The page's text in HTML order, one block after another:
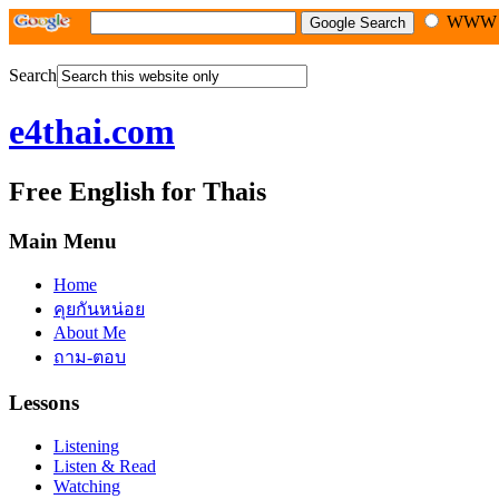
WWW
Search
e4thai.com
Free English for Thais
Main Menu
Home
คุยกันหน่อย
About Me
ถาม-ตอบ
Lessons
Listening
Listen & Read
Watching